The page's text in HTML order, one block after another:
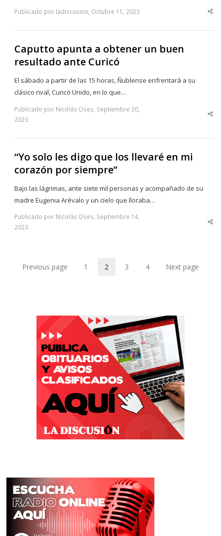
Publicado por ladiscusion, Octubre 11, 2023
Caputto apunta a obtener un buen
resultado ante Curicó
El sábado a partir de las 15 horas, Ñublense enfrentará a su
clásico rival, Curicó Unido, en lo que…
Publicado por Nicolás Oses, Septiembre 20,
2023
“Yo solo les digo que los llevaré en mi
corazón por siempre”
Bajo las lágrimas, ante siete mil personas y acompañado de su
madre Eugenia Arévalo y un cielo que lloraba…
Publicado por Nicolás Oses, Septiembre 14,
2023
Previous page Page
1 Page
2 Page
3 Page
4 Next page